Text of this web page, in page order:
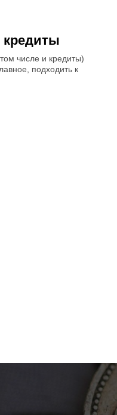
кредиты
числе и кредиты)
подходить к